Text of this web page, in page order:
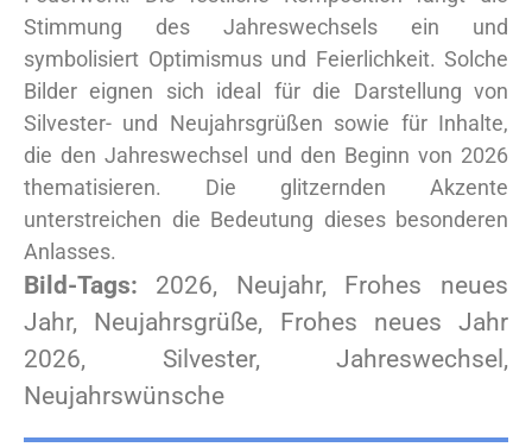
Stimmung des Jahreswechsels ein und
symbolisiert Optimismus und Feierlichkeit. Solche
Bilder eignen sich ideal für die Darstellung von
Silvester- und Neujahrsgrüßen sowie für Inhalte,
die den Jahreswechsel und den Beginn von 2026
thematisieren. Die glitzernden Akzente
unterstreichen die Bedeutung dieses besonderen
Anlasses.
Bild-Tags: 2026, Neujahr, Frohes neues
Jahr, Neujahrsgrüße, Frohes neues Jahr
2026, Silvester, Jahreswechsel,
Neujahrswünsche